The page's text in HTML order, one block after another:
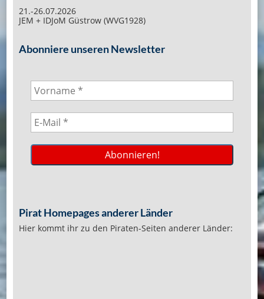
21.-26.07.2026
JEM + IDJoM Güstrow (WVG1928)
Abonniere unseren Newsletter
Pirat Homepages anderer Länder
Hier kommt ihr zu den Piraten-Seiten anderer Länder: